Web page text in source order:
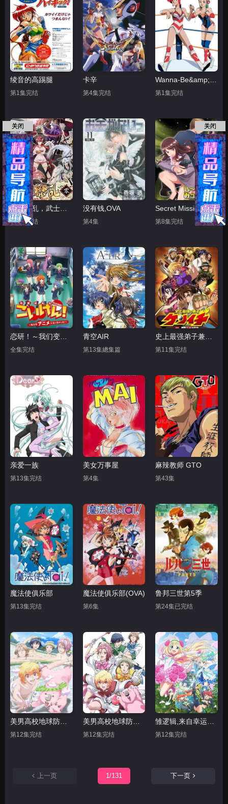
绫音的高踢腿
第1集完结
卡辛
第4集完结 第1集完结
第2集完结
没有钱,OVA
第4集
Secret Mission潜入捜査官绝对不会输
第8集完结
全集完结
青空AIR
第13集總集篇 第11集完结
亲爱一族
第13集完结
美女万事屋
第4集
麻辣教师 GTO
第43集
魔法使俱乐部
第13集完结
魔法使俱乐部(OVA)
第6集
鲁邦三世第5季
第24集已完结
美男高校地球防卫部LOVE 第二季
第12集完结
美男高校地球防卫部LOVE
第12集完结
雏逻辑,来自幸运逻辑
第12集完结
上一页 1/131 下一页
关闭 关闭